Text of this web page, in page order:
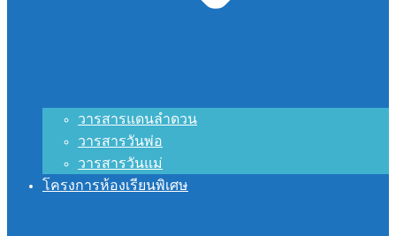
วารสารแดนลำดวน
วารสารวันพ่อ
วารสารวันแม่
โครงการห้องเรียนพิเศษ